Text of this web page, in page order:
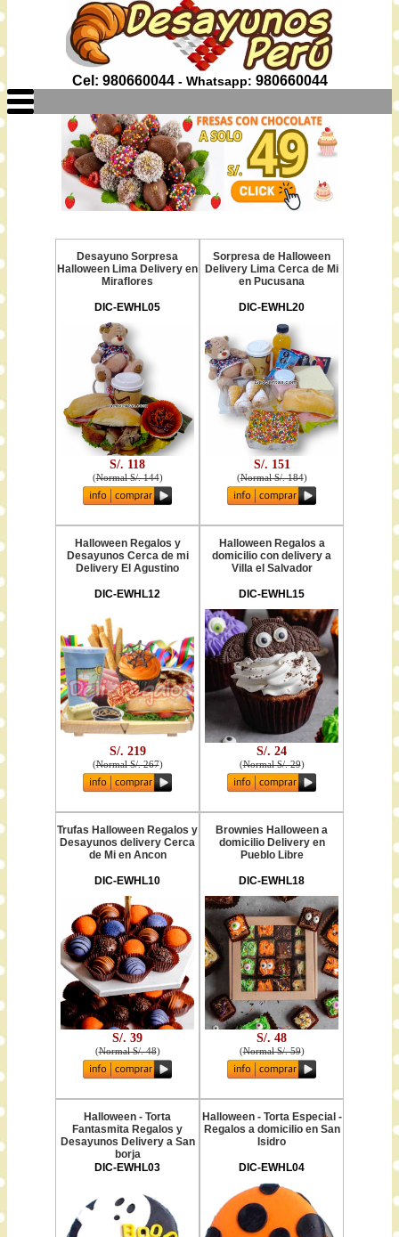
Cel: 980660044- Whatsapp: 980660044
Desayuno Sorpresa
Halloween Lima Delivery en
Miraflores
DIC-EWHL05
S/. 118
(Normal S/. 144)
Sorpresa de Halloween
Delivery Lima Cerca de Mi
en Pucusana
DIC-EWHL20
S/. 151
(Normal S/. 184)
Halloween Regalos y
Desayunos Cerca de mi
Delivery El Agustino
DIC-EWHL12
S/. 219
(Normal S/. 267)
Halloween Regalos a
domicilio con delivery a
Villa el Salvador
DIC-EWHL15
S/. 24
(Normal S/. 29)
Trufas Halloween Regalos y
Desayunos delivery Cerca
de Mi en Ancon
DIC-EWHL10
S/. 39
(Normal S/. 48)
Brownies Halloween a
domicilio Delivery en
Pueblo Libre
DIC-EWHL18
S/. 48
(Normal S/. 59)
Halloween - Torta
Fantasmita Regalos y
Desayunos Delivery a San
borja
DIC-EWHL03
Halloween - Torta Especial -
Regalos a domicilio en San
Isidro
DIC-EWHL04